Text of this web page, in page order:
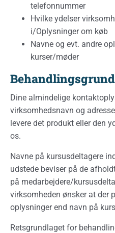
telefonnummer
Hvilke ydelser
i/Oplysninger om køb
Navne og evt. andre
kurser/møder
Dine almindelige
virksomhedsnavn og
levere det produkt eller den
os.
Navne på kursusdeltagere
udstede beviser på de
på medarbejdere/
virksomheden ønsker at der
oplysninger end navn på
Retsgrundlaget for